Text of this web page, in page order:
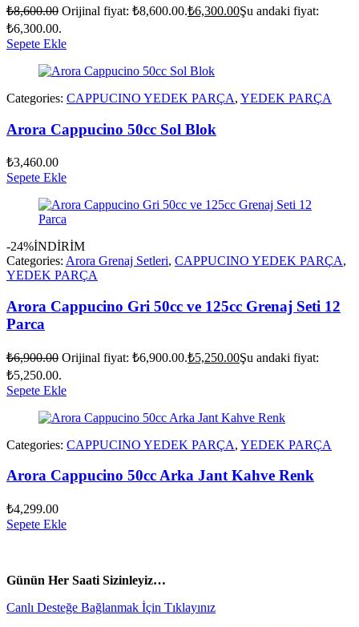
₺8,600.00 Orijinal fiyat: ₺8,600.00.₺6,300.00Şu andaki fiyat:
₺6,300.00.
Sepete Ekle
Categories: CAPPUCINO YEDEK PARÇA, YEDEK PARÇA
Arora Cappucino 50cc Sol Blok
₺3,460.00
Sepete Ekle
-24%İNDİRİM
Categories: Arora Grenaj Setleri, CAPPUCINO YEDEK PARÇA,
YEDEK PARÇA
Arora Cappucino Gri 50cc ve 125cc Grenaj Seti 12
Parca
₺6,900.00 Orijinal fiyat: ₺6,900.00.₺5,250.00Şu andaki fiyat:
₺5,250.00.
Sepete Ekle
Categories: CAPPUCINO YEDEK PARÇA, YEDEK PARÇA
Arora Cappucino 50cc Arka Jant Kahve Renk
₺4,299.00
Sepete Ekle
Günün Her Saati Sizinleyiz…
Canlı Desteğe Bağlanmak İçin Tıklayınız